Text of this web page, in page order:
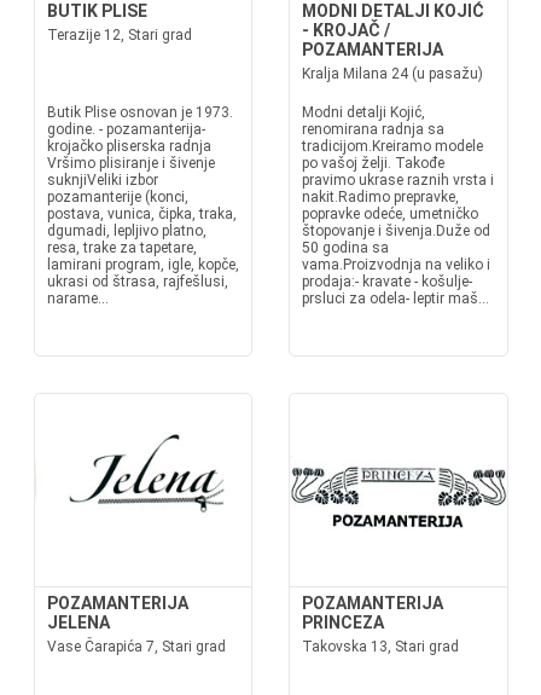
BUTIK PLISE
Terazije 12, Stari grad
Butik Plise osnovan je 1973.
godine. - pozamanterija-
krojačko pliserska radnja
Vršimo plisiranje i šivenje
suknjiVeliki izbor
pozamanterije (konci,
postava, vunica, čipka, traka,
dgumadi, lepljivo platno,
resa, trake za tapetare,
lamirani program, igle, kopče,
ukrasi od štrasa, rajfešlusi,
narame...
MODNI DETALJI KOJIĆ
- KROJAČ /
POZAMANTERIJA
Kralja Milana 24 (u pasažu)
Modni detalji Kojić,
renomirana radnja sa
tradicijom.Kreiramo modele
po vašoj želji. Takođe
pravimo ukrase raznih vrsta i
nakit.Radimo prepravke,
popravke odeće, umetničko
štopovanje i šivenja.Duže od
50 godina sa
vama.Proizvodnja na veliko i
prodaja:- kravate - košulje-
prsluci za odela- leptir maš...
POZAMANTERIJA
JELENA
Vase Čarapića 7, Stari grad
POZAMANTERIJA
PRINCEZA
Takovska 13, Stari grad